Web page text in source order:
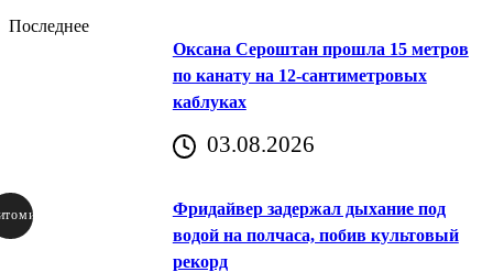
Последнее
Оксана Сероштан прошла 15 метров
по канату на 12-сантиметровых
каблуках
03.08.2026
Фридайвер задержал дыхание под
водой на полчаса, побив культовый
рекорд